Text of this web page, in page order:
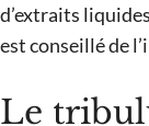
d’extraits
est conseillé de
Le